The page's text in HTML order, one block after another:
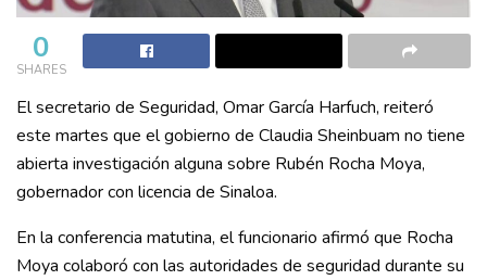
0
SHARES
El secretario de Seguridad, Omar García Harfuch, reiteró
este martes que el gobierno de Claudia Sheinbuam no tiene
abierta investigación alguna sobre Rubén Rocha Moya,
gobernador con licencia de Sinaloa.
En la conferencia matutina, el funcionario afirmó que Rocha
Moya colaboró con las autoridades de seguridad durante su